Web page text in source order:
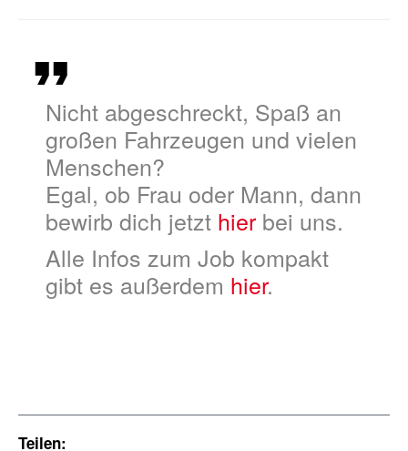
Nicht abgeschreckt, Spaß an
großen Fahrzeugen und vielen
Menschen?
Egal, ob Frau oder Mann, dann
bewirb dich jetzt hier bei uns.
Alle Infos zum Job kompakt
gibt es außerdem hier.
Teilen: